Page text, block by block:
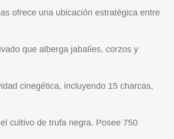
ofrece una ubicación estratégica entre
que alberga jabalíes, corzos y
cinegética, incluyendo 15 charcas,
cultivo de trufa negra. Posee 750